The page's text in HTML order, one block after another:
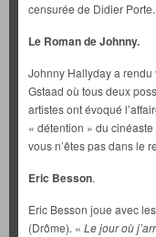
censurée de Didier Porte.
Le Roman de Johnny.
Johnny Hallyday a
Gstaad où tous deux
artistes ont évoqué
« détention » du
vous n’êtes pas dans le
Eric Besson.
Eric Besson joue avec
(Drôme). « Le jour où